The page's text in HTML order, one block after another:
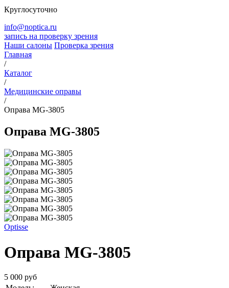
Круглосуточно
info@noptica.ru
запись на проверку зрения
Наши салоны Проверка зрения
Главная
/
Каталог
/
Медицинские оправы
/
Оправа MG-3805
Оправа MG-3805
Optisse
Оправа MG-3805
5 000 руб